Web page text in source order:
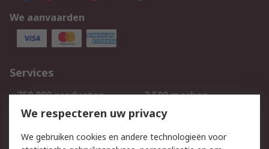
We aanvaarden
Services
750.000 producten
2.500 merken
Bestellen
Inkoopoplossingen
Track & Trace
We respecteren uw privacy
We gebruiken cookies en andere technologieën voor